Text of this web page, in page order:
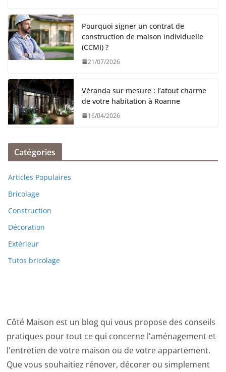
Pourquoi signer un contrat de
construction de maison individuelle
(CCMI) ?
21/07/2026
Véranda sur mesure : l’atout charme
de votre habitation à Roanne
16/04/2026
Catégories
Articles Populaires
Bricolage
Construction
Décoration
Extérieur
Tutos bricolage
Côté Maison est un blog qui vous propose des conseils
pratiques pour tout ce qui concerne l'aménagement et
l'entretien de votre maison ou de votre appartement.
Que vous souhaitiez rénover, décorer ou simplement